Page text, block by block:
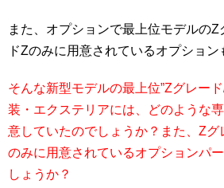
また、オプションで最上位モデルのZ
ドZのみに用意されているオプション
そんな新型モデルの最上位”Zグレー
装・エクステリアには、どのような
意していたのでしょうか？また、Zグ
のみに用意されているオプションパ
しょうか？